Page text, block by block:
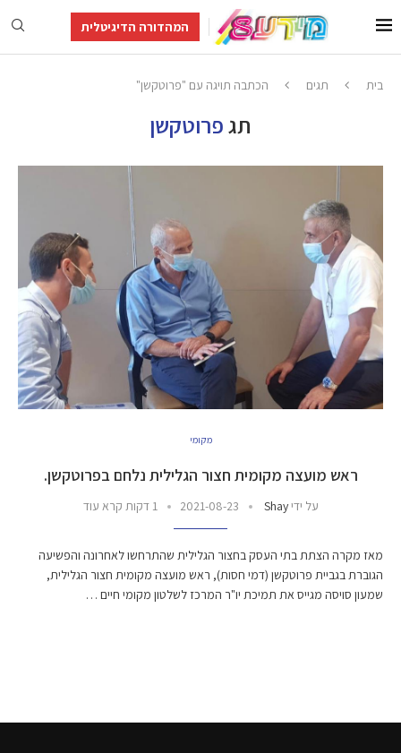
המהדורה הדיגיטלית
בית תגים הכתבה תויגה עם "פרוטקשן"
תגפרוטקשן
מקומי
ראש מועצה מקומית חצור הגלילית נלחם בפרוטקשן.
על ידיShay
2021-08-23 1 דקות קרא עוד
מאז מקרה הצתת בתי העסק בחצור הגלילית שהתרחשו לאחרונה והפשיעה
הגוברת בגביית פרוטקשן (דמי חסות), ראש מועצה מקומית חצור הגלילית,
שמעון סויסה מגייס את תמיכת יו"ר המרכז לשלטון מקומי חיים …